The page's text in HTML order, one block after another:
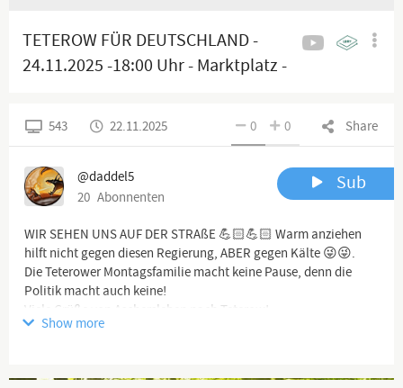
TETEROW FÜR DEUTSCHLAND -
24.11.2025 -18:00 Uhr - Marktplatz -
Share
0 0
543 22.11.2025
@daddel5
20 Abonnenten
Sub
WIR SEHEN UNS AUF DER STRAßE 💪🏻💪🏻 Warm anziehen
hilft nicht gegen diesen Regierung, ABER gegen Kälte 😜😜.
Die Teterower Montagsfamilie macht keine Pause, denn die
Politik macht auch keine!
Viele Grüße von Aschersleben nach Teterow!
Ich lasse mich nicht weiter für dumm verkaufen... Du?
Show more